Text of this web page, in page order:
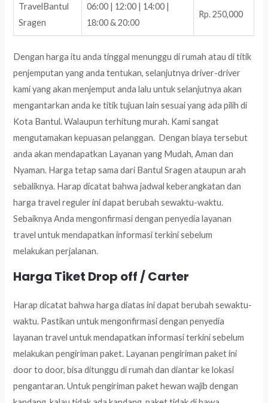
TravelBantul
Sragen
06:00 | 12:00 | 14:00 |
18:00 & 20:00
Rp. 250,000
Dengan harga itu anda tinggal menunggu di rumah atau di titik
penjemputan yang anda tentukan, selanjutnya driver-driver
kami yang akan menjemput anda lalu untuk selanjutnya akan
mengantarkan anda ke titik tujuan lain sesuai yang ada pilih di
Kota Bantul. Walaupun terhitung murah. Kami sangat
mengutamakan kepuasan pelanggan. Dengan biaya tersebut
anda akan mendapatkan Layanan yang Mudah, Aman dan
Nyaman. Harga tetap sama dari Bantul Sragen ataupun arah
sebaliknya. Harap dicatat bahwa jadwal keberangkatan dan
harga travel reguler ini dapat berubah sewaktu-waktu.
Sebaiknya Anda mengonfirmasi dengan penyedia layanan
travel untuk mendapatkan informasi terkini sebelum
melakukan perjalanan.
Harga Tiket Drop off / Carter
Harap dicatat bahwa harga diatas ini dapat berubah sewaktu-
waktu. Pastikan untuk mengonfirmasi dengan penyedia
layanan travel untuk mendapatkan informasi terkini sebelum
melakukan pengiriman paket. Layanan pengiriman paket ini
door to door, bisa ditunggu di rumah dan diantar ke lokasi
pengantaran. Untuk pengiriman paket hewan wajib dengan